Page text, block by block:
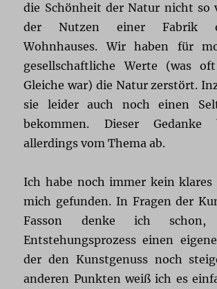
die Schönheit der Natur nicht so
der Nutzen einer Fabrik
Wohnhauses. Wir haben für
gesellschaftliche Werte (was
Gleiche war) die Natur zerstört.
sie leider auch noch einen
bekommen. Dieser
allerdings vom Thema ab.
Ich habe noch immer kein klares
mich gefunden. In Fragen der
Fasson denke ich
Entstehungsprozess einen
der den Kunstgenuss noch
anderen Punkten weiß ich es